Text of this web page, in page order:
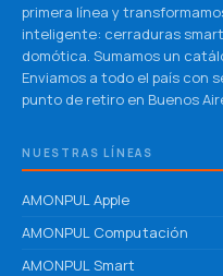
primera línea y
inteligente: cerraduras
domótica. Sumamos un
Enviamos a todo el país con
punto de retiro en Buenos
NUESTRAS LÍNEAS
AMONPUL Apple
AMONPUL Computación
AMONPUL Smart